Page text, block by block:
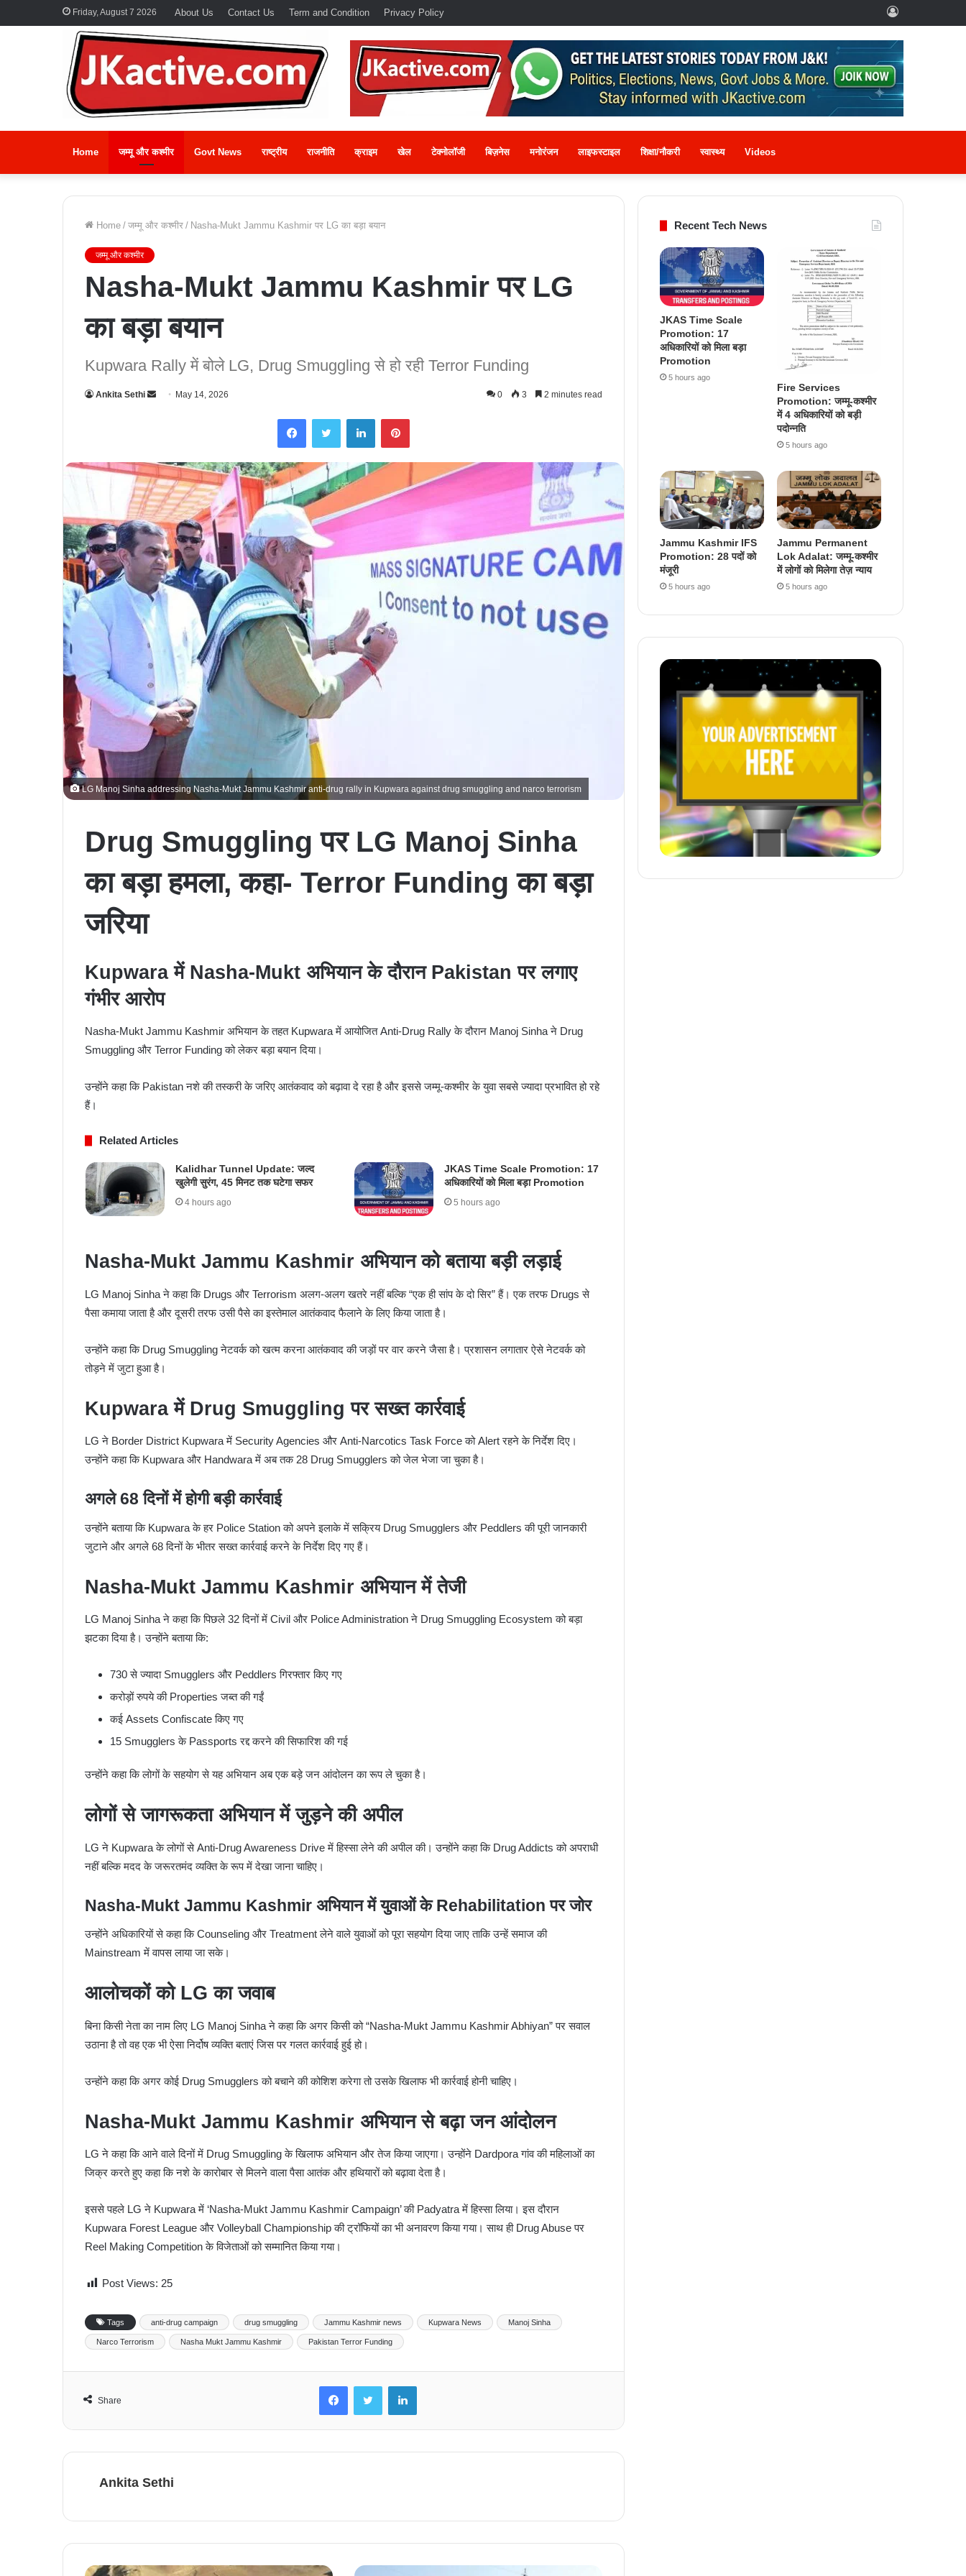
Friday, August 7 2026 About Us Contact Us Term and Condition Privacy Policy
In
Home जम्मू और कश्मीर Govt News राष्ट्रीय राजनीति क्राइम खेल टेक्नोलॉजी बिज़नेस मनोरंजन लाइफस्टाइल शिक्षा/नौकरी स्वास्थ्य Videos
Home / जम्मू और कश्मीर / Nasha-Mukt Jammu Kashmir पर LG का बड़ा बयान
जम्मू और कश्मीर
Nasha-Mukt Jammu Kashmir पर LG
का बड़ा बयान
Kupwara Rally में बोले LG, Drug Smuggling से हो रही Terror Funding
Ankita Sethi
a
n
e
m
a
i
l
May 14, 2026 0 3 2 minutes read
LG Manoj Sinha addressing Nasha-Mukt Jammu Kashmir anti-drug rally in Kupwara against drug smuggling and narco terrorism
Drug Smuggling पर LG Manoj Sinha
का बड़ा हमला, कहा- Terror Funding का बड़ा
जरिया
Kupwara में Nasha-Mukt अभियान के दौरान Pakistan पर लगाए
गंभीर आरोप
Nasha-Mukt Jammu Kashmir अभियान के तहत Kupwara में आयोजित Anti-Drug Rally के दौरान Manoj Sinhaने Drug
Smuggling और Terror Funding को लेकर बड़ा बयान दिया।
उन्होंने कहा कि Pakistan नशे की तस्करी के जरिए आतंकवाद को बढ़ावा दे रहा है और इससे जम्मू-कश्मीर के युवा सबसे ज्यादा प्रभावित हो रहे
हैं।
Related Articles
Kalidhar Tunnel Update: जल्द
खुलेगी सुरंग, 45 मिनट तक घटेगा सफर
4 hours ago
JKAS Time Scale Promotion: 17
अधिकारियों को मिला बड़ा Promotion
5 hours ago
Nasha-Mukt Jammu Kashmir अभियान को बताया बड़ी लड़ाई
LG Manoj Sinha ने कहा कि Drugs और Terrorism अलग-अलग खतरे नहीं बल्कि “एक ही सांप के दो सिर” हैं। एक तरफ Drugs से
पैसा कमाया जाता है और दूसरी तरफ उसी पैसे का इस्तेमाल आतंकवाद फैलाने के लिए किया जाता है।
उन्होंने कहा कि Drug Smuggling नेटवर्क को खत्म करना आतंकवाद की जड़ों पर वार करने जैसा है। प्रशासन लगातार ऐसे नेटवर्क को
तोड़ने में जुटा हुआ है।
Kupwara में Drug Smuggling पर सख्त कार्रवाई
LG ने Border District Kupwara में Security Agencies और Anti-Narcotics Task Force को Alert रहने के निर्देश दिए।
उन्होंने कहा कि Kupwara और Handwara में अब तक 28 Drug Smugglers को जेल भेजा जा चुका है।
अगले 68 दिनों में होगी बड़ी कार्रवाई
उन्होंने बताया कि Kupwara के हर Police Station को अपने इलाके में सक्रिय Drug Smugglers और Peddlers की पूरी जानकारी
जुटाने और अगले 68 दिनों के भीतर सख्त कार्रवाई करने के निर्देश दिए गए हैं।
Nasha-Mukt Jammu Kashmir अभियान में तेजी
LG Manoj Sinha ने कहा कि पिछले 32 दिनों में Civil और Police Administration ने Drug Smuggling Ecosystem को बड़ा
झटका दिया है। उन्होंने बताया कि:
730 से ज्यादा Smugglers और Peddlers गिरफ्तार किए गए
करोड़ों रुपये की Properties जब्त की गईं
कई Assets Confiscate किए गए
15 Smugglers के Passports रद्द करने की सिफारिश की गई
उन्होंने कहा कि लोगों के सहयोग से यह अभियान अब एक बड़े जन आंदोलन का रूप ले चुका है।
लोगों से जागरूकता अभियान में जुड़ने की अपील
LG ने Kupwara के लोगों से Anti-Drug Awareness Drive में हिस्सा लेने की अपील की। उन्होंने कहा कि Drug Addicts को अपराधी
नहीं बल्कि मदद के जरूरतमंद व्यक्ति के रूप में देखा जाना चाहिए।
Nasha-Mukt Jammu Kashmir अभियान में युवाओं के Rehabilitation पर जोर
उन्होंने अधिकारियों से कहा कि Counseling और Treatment लेने वाले युवाओं को पूरा सहयोग दिया जाए ताकि उन्हें समाज की
Mainstream में वापस लाया जा सके।
आलोचकों को LG का जवाब
बिना किसी नेता का नाम लिए LG Manoj Sinha ने कहा कि अगर किसी को “Nasha-Mukt Jammu Kashmir Abhiyan” पर सवाल
उठाना है तो वह एक भी ऐसा निर्दोष व्यक्ति बताएं जिस पर गलत कार्रवाई हुई हो।
उन्होंने कहा कि अगर कोई Drug Smugglers को बचाने की कोशिश करेगा तो उसके खिलाफ भी कार्रवाई होनी चाहिए।
Nasha-Mukt Jammu Kashmir अभियान से बढ़ा जन आंदोलन
LG ने कहा कि आने वाले दिनों में Drug Smuggling के खिलाफ अभियान और तेज किया जाएगा। उन्होंने Dardpora गांव की महिलाओं का
जिक्र करते हुए कहा कि नशे के कारोबार से मिलने वाला पैसा आतंक और हथियारों को बढ़ावा देता है।
इससे पहले LG ने Kupwara में ‘Nasha-Mukt Jammu Kashmir Campaign’ की Padyatra में हिस्सा लिया। इस दौरान
Kupwara Forest League और Volleyball Championship की ट्रॉफियों का भी अनावरण किया गया। साथ ही Drug Abuse पर
Reel Making Competition के विजेताओं को सम्मानित किया गया।
Post Views: 25
Tags anti-drug campaign drug smuggling Jammu Kashmir news Kupwara News Manoj Sinha
Narco Terrorism Nasha Mukt Jammu Kashmir Pakistan Terror Funding
Share
Ankita Sethi
Recent Tech News
JKAS Time Scale
Promotion: 17
अधिकारियों को मिला बड़ा
Promotion
5 hours ago
Fire Services
Promotion: जम्मू-कश्मीर
में 4 अधिकारियों को बड़ी
पदोन्नति
5 hours ago
Jammu Kashmir IFS
Promotion: 28 पदों को
मंजूरी
5 hours ago
Jammu Permanent
Lok Adalat: जम्मू-कश्मीर
में लोगों को मिलेगा तेज़ न्याय
5 hours ago